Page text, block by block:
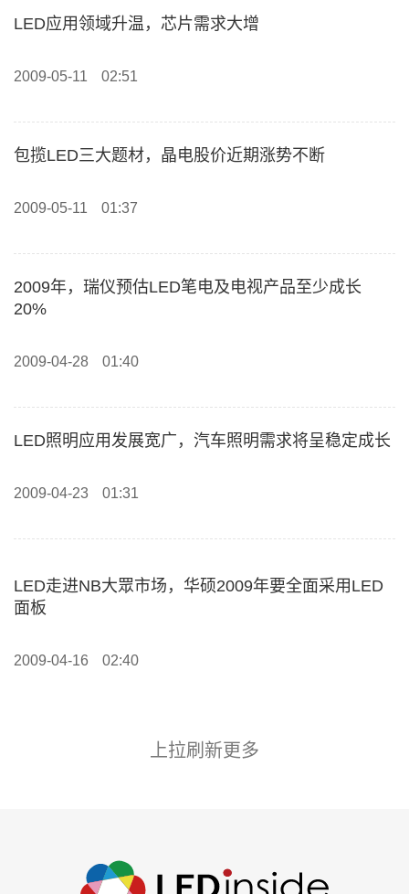
LED应用领域升温，芯片需求大增
2009-05-11 02:51
包揽LED三大题材，晶电股价近期涨势不断
2009-05-11 01:37
2009年，瑞仪预估LED笔电及电视产品至少成长
20%
2009-04-28 01:40
LED照明应用发展宽广，汽车照明需求将呈稳定成长
2009-04-23 01:31
LED走进NB大眾市场，华硕2009年要全面采用LED
面板
2009-04-16 02:40
上拉刷新更多